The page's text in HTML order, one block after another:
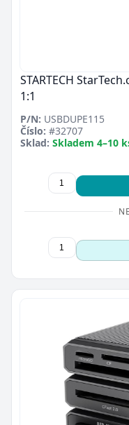
STARTECH
1:1
P/N: USBDUPE115
Číslo: #32707
Sklad: Skladem 4–10